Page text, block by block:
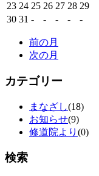
23 24 25 26 27 28 29
30 31 - - - - -
前の月
次の月
カテゴリー
まなざし(18)
お知らせ(9)
修道院より (0)
検索